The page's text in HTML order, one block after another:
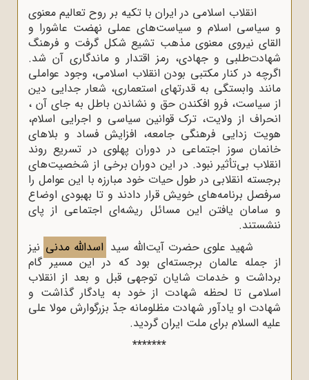
انقلاب اسلامی در ایران با تکیه بر روح تعالیم معنوی
و سیاسی اسلام و سیاست‌های عملی نهضت عاشورا و
القای نیروی معنوی مذهب تشیع شکل گرفت و فرهنگ
شهادت‌طلبی و جهادی، رمز اقتدار و ماندگاری آن شد.
اگرچه در کنار مکتبی بودن انقلاب اسلامی، وجود عواملی
مانند وابستگی به قدرتهای استعماری، شعار جدایی دین
از سیاست، فرو افکندن حق و نشاندن باطل به جای آن ،
انحراف از ولایت، ترک قوانین سیاسی و اجرایی اسلام،
هویت زدایی فرهنگی جامعه، افزایش فساد و بلاهای
خانمان سوز اجتماعی در دوران پهلوی در تسریع روند
انقلاب بی‌تأثیر نبود. در این دوران برخی از شخصیت‌های
برجسته انقلابی در طول حیات خود مبارزه با این عوامل را
سرفصل برنامه‌های خویش قرار دادند و تا بهبودی اوضاع
و سامان یافتن این مسائل ریشه‌ای اجتماعی از پای
ننشستند.
شهید علوی حضرت آیت‌الله سید اسدالله مدنی نیز
از جمله عالمان برجسته‌ای بود که در این مسیر گام
برداشت و خدمات شایان توجهی قبل و بعد از انقلاب
اسلامی تا لحظه شهادت از خود به یادگار گذاشت و
شهادت او یادآور شهادت مظلومانه جدّ بزرگوارش مولا علی
علیه السلام برای ملت ایران گردید.
*******